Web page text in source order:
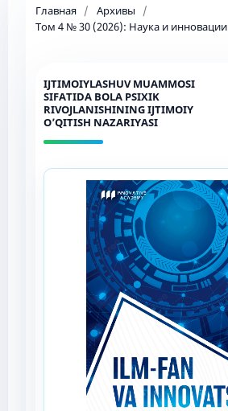
Главная / Архивы
/
Том 4 № 30 (2026): Наука и инновации
IJTIMOIYLASHUV MUAMMOSI
SIFATIDA BOLA PSIXIK
RIVOJLANISHINING IJTIMOIY
O’QITISH NAZARIYASI